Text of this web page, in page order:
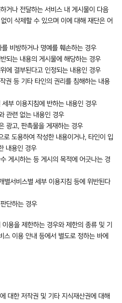
거나 전달하는 서비스 내 게시물이 다음
이 삭제할 수 있으며 이에 대해 재단은 어
비방하거나 명예를 훼손하는 경우
되는 내용의 게시물에 해당하는 경우
에 결부된다고 인정되는 내용인 경우
권 등 기타 타인의 권리를 침해하는 내용
부 이용지침에 반하는 내용인 경우
관련 없는 내용인 경우
광고, 판촉물을 게재하는 경우
도용하여 작성한 내용이거나, 타인이 입
내용인 경우
게시하는 등 게시의 목적에 어긋나는 경
서비스별 세부 이용지침 등에 위반된다
단하는 경우
용을 제한하는 경우와 제한의 종류 및 기
스 이용 안내 등에서 별도로 정하는 바에
대한 저작권 및 기타 지식재산권에 대해